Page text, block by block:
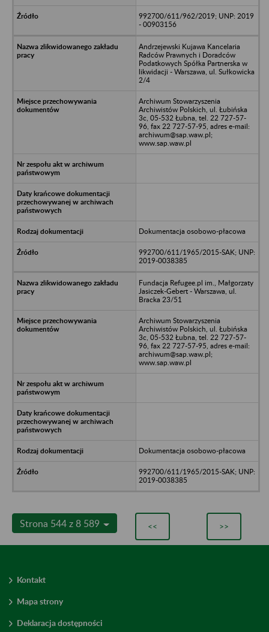
992700/611/962/2019; UNP: 2019
- 00903156
Andrzejewski Kujawa Kancelaria
Radców Prawnych i Doradców
Podatkowych Spółka Partnerska w
likwidacji - Warszawa, ul. Sułkowicka
2/4
Archiwum Stowarzyszenia
Archiwistów Polskich, ul. Łubińska
3c, 05-532 Łubna, tel. 22 727-57-
96, fax 22 727-57-95, adres e-mail:
archiwum@sap.waw.pl;
www.sap.waw.pl
Dokumentacja osobowo-płacowa
992700/611/1965/2015-SAK; UNP:
2019-0038385
Fundacja Refugee.pl im., Małgorzaty
Jasiczek-Gebert - Warszawa, ul.
Bracka 23/51
Archiwum Stowarzyszenia
Archiwistów Polskich, ul. Łubińska
3c, 05-532 Łubna, tel. 22 727-57-
96, fax 22 727-57-95, adres e-mail:
archiwum@sap.waw.pl;
www.sap.waw.pl
Dokumentacja osobowo-płacowa
992700/611/1965/2015-SAK; UNP:
2019-0038385
Strona 544 z 8 589 << >>
Kontakt
Mapa strony
Deklaracja dostępności